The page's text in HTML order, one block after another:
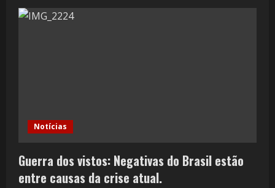
Notícias
Guerra dos vistos: Negativas do Brasil estão
entre causas da crise atual.